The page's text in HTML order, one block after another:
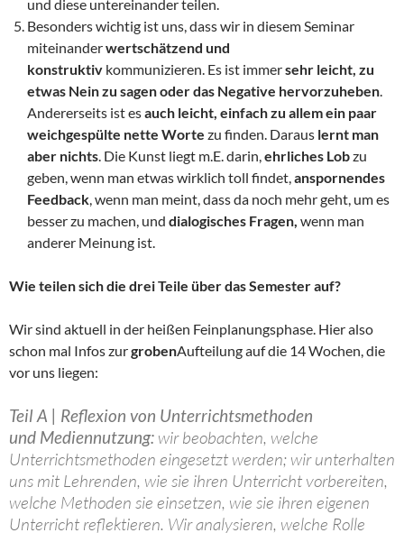
und diese untereinander teilen.
Besonders wichtig ist uns, dass wir in diesem Seminar
miteinanderwertschätzend und
konstruktiv kommunizieren. Es ist immersehr leicht, zu
etwas Nein zu sagen oder das Negative hervorzuheben.
Andererseits ist esauch leicht, einfach zu allem ein paar
weichgespülte nette Worte zu finden. Daraus lernt man
aber nichts. Die Kunst liegt m.E. darin,ehrliches Lobzu
geben, wenn man etwas wirklich toll findet,anspornendes
Feedback, wenn man meint, dass da noch mehr geht, um es
besser zu machen, und dialogisches Fragen, wenn man
anderer Meinung ist.
Wie teilen sich die drei Teile über das Semester auf?
Wir sind aktuell in der heißen Feinplanungsphase. Hier also
schon mal Infos zurgrobenAufteilung auf die 14 Wochen, die
vor uns liegen:
Teil A | Reflexion von Unterrichtsmethoden
und Mediennutzung: wir beobachten, welche
Unterrichtsmethoden eingesetzt werden; wir unterhalten
uns mit Lehrenden, wie sie ihren Unterricht vorbereiten,
welche Methoden sie einsetzen, wie sie ihren eigenen
Unterricht reflektieren. Wir analysieren, welche Rolle